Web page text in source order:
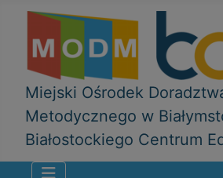
Miejski Ośrodek
Metodycznego w
Białostockiego Centrum